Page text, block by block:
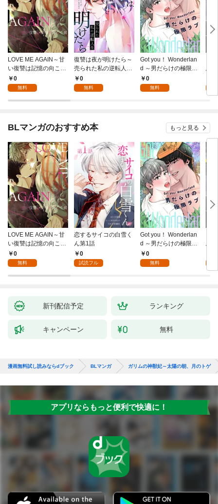
LOVE ME AGAIN～甘
い復讐は記憶の向こう
側～(1)
0
無料
復讐は夜が明けたら～
売られた私の逆転人生
(1)0
無料
Got you！ Wonderlan
d ～男だらけの極限ラ
ブ～(1)
0
無料
鳥
BLマンガのおすすめ本 もっと見る
LOVE ME AGAIN～甘
い復讐は記憶の向こう
側～(1)
0
無料
恋するサイコの白雪く
ん第1話
0
試読フル
Got you！ Wonderlan
d ～男だらけの極限ラ
ブ～(1)
0
無料
鳥
新刊配信予定 ランキング
キャンペーン 無料
漫画無料試し読みならdブック BLマンガ ガリムの神獣妃～太陽の朝、月のトゲ
アプリならもっと便利で快適に！